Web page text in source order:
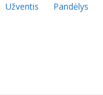
Užventis Pandėlys